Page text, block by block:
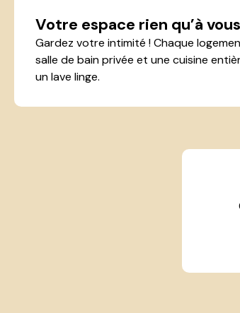
Votre espace rien qu’à vous
Gardez votre intimité ! Chaque
salle de bain privée et une cuisine
un lave linge.